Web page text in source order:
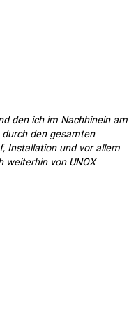
den ich im Nachhinein am
den gesamten
Installation und vor allem
weiterhin von UNOX